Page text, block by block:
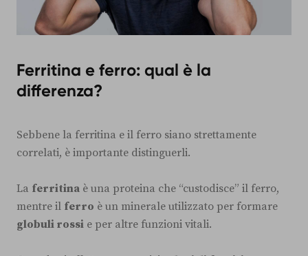
Ferritina e ferro: qual è la
differenza?
Sebbene la ferritina e il ferro siano strettamente
correlati, è importante distinguerli.
La ferritina è una proteina che “custodisce” il ferro,
mentre il ferro è un minerale utilizzato per formare
globuli rossi e per altre funzioni vitali.